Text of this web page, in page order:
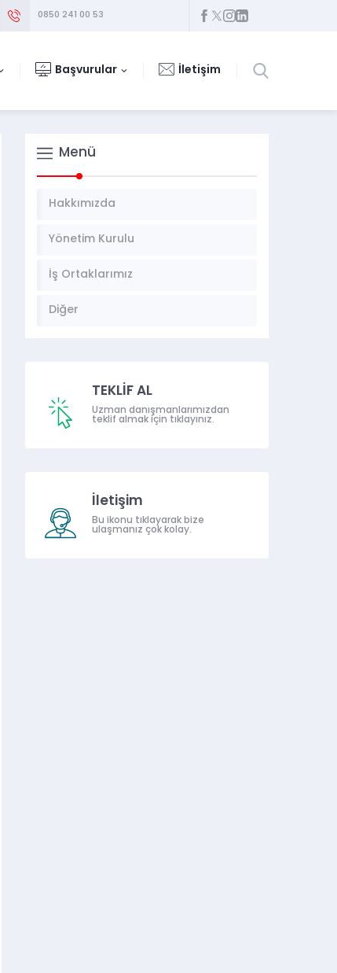
0850 241 00 53
Başvurular İletişim
Menü
Hakkımızda
Yönetim Kurulu
İş Ortaklarımız
Diğer
TEKLİF AL
Uzman danışmanlarımızdan
teklif almak için tıklayınız.
İletişim
Bu ikonu tıklayarak bize
ulaşmanız çok kolay.